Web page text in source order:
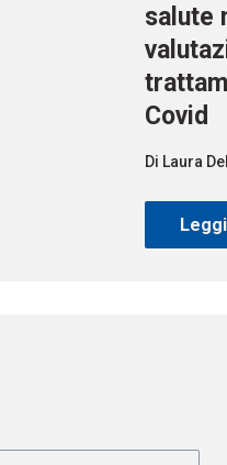
salute
Covid
Di Laura